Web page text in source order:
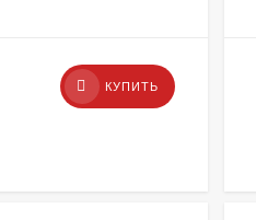
КУПИТЬ